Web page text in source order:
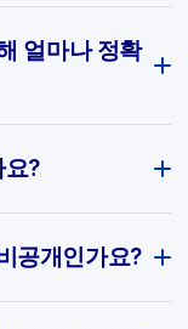
얼마나 정확
요?
공개인가요?